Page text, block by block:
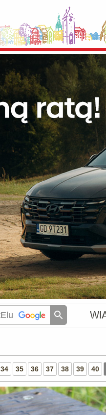
34 35 36 37 38 39 40